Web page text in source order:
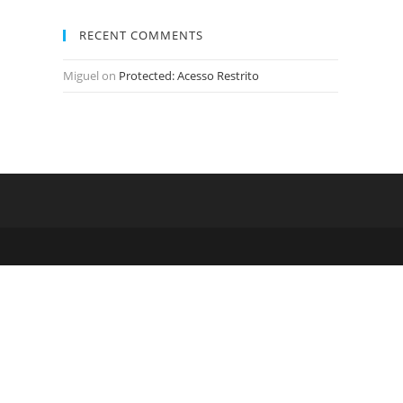
RECENT COMMENTS
Miguel on Protected: Acesso Restrito